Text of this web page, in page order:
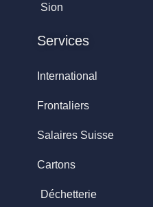
Sion
Services
International
Frontaliers
Salaires Suisse
Cartons
Déchetterie